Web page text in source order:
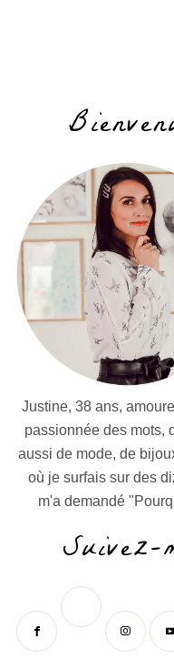
Justine, 38 ans,
passionnée des mots,
aussi de mode, de
où je surfais sur des
m'a demandé